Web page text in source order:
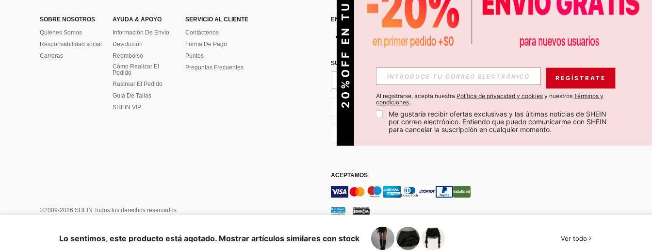
SOBRE NOSOTROS
Quienes Somos
Responsabilidad social
Carreras
AYUDA & APOYO
Información De Envío
Devolución
Reembolso
Cómo Realizar El
Pedido
Rastrear El Pedido
Guía De Tallas
SHEIN VIP
SERVICIO AL CLIENTE
Contáctenos
Forma De Pago
Puntos
Preguntas Frecuentes
ENCUÉNTRANOS EN APP
SUSCRÍBETE PARA RECIBIR OFERTAS EXCLUSIVAS, PROMOCIONES Y NOTICIAS DE SHEIN
Suscribir
CL + 56
ACEPTAMOS
©2009-2026 SHEIN Todos los derechos reservados
United States
Lo sentimos, este producto está agotado. Mostrar artículos similares con stock Ver todo
2
0
%
O
F
F
E
N
T
U
P
R
I
M
E
R
P
E
D
I
D REGÍSTRATE
Al registrarse, acepta nuestra Política de privacidad y cookies y nuestros Términos y
condiciones.
Me gustaría recibir ofertas exclusivas y las últimas noticias de SHEIN
por correo electrónico. Entiendo que puedo comunicarme con SHEIN
para cancelar la suscripción en cualquier momento.